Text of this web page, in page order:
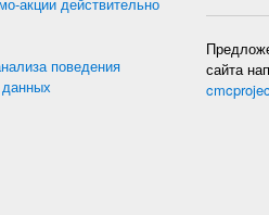
поведения
сайта